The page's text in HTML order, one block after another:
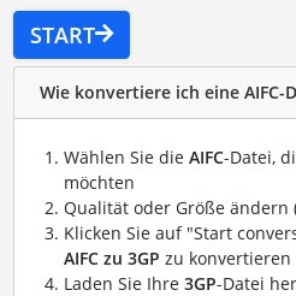
START
Wie konvertiere ich eine AIFC-
Wählen Sie die AIFC-Datei,
möchten
Qualität oder Größe ändern
Klicken Sie auf "Start
AIFC zu 3GP zu konvertieren
Laden Sie Ihre 3GP-Datei